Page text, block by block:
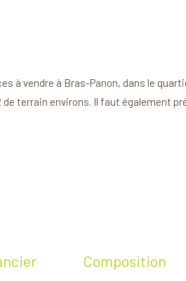
à vendre à Bras-Panon, dans le
terrain environs. Il faut également
Composition